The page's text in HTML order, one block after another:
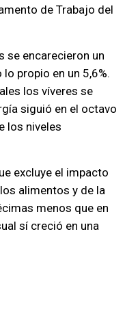
de Trabajo del
se encarecieron un
propio en un 5,6%.
los víveres se
siguió en el octavo
los niveles
excluye el impacto
alimentos y de la
menos que en
sí creció en una